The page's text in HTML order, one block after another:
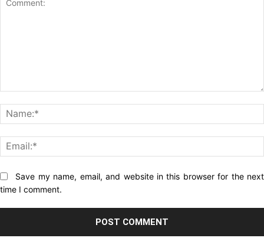
Website:Save my name, email, and website in this browser for the next
time I comment.